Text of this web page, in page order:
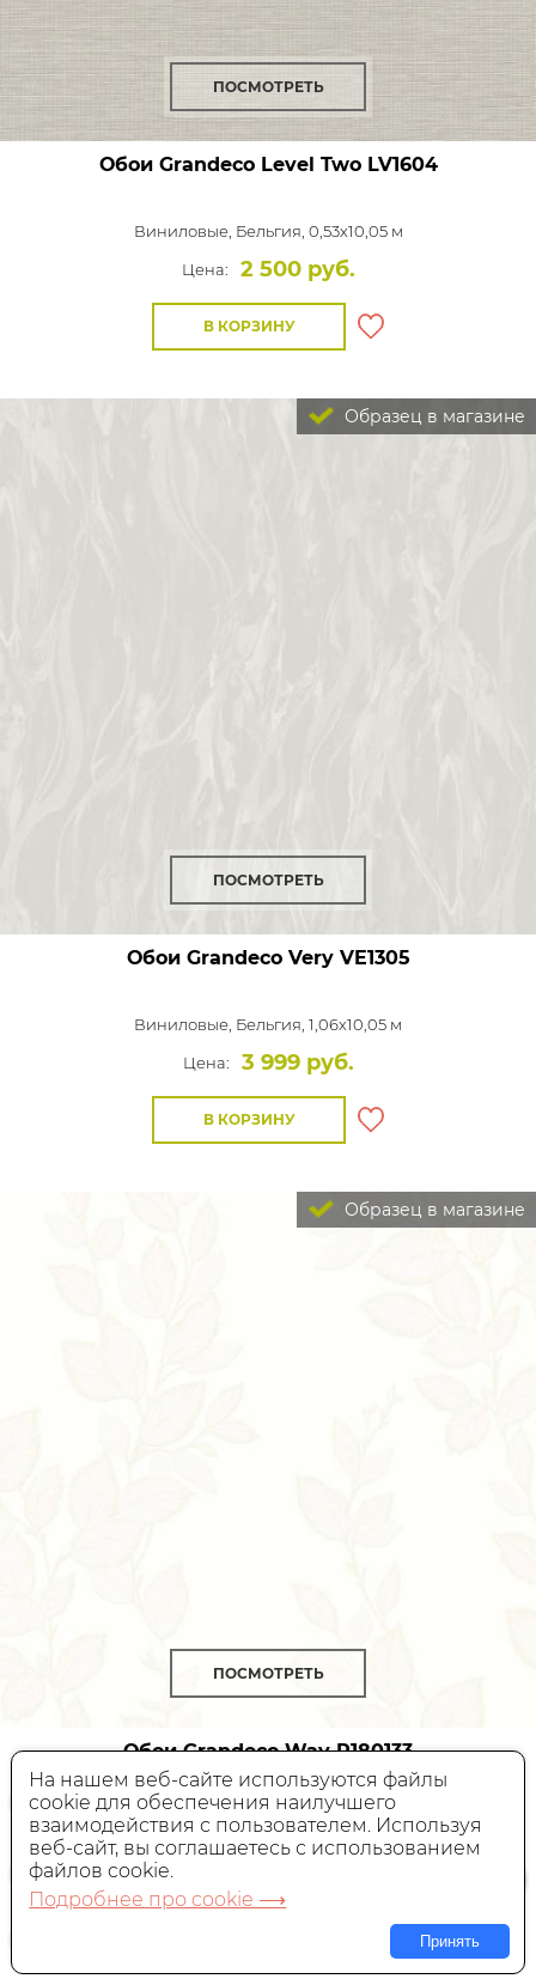
ПОСМОТРЕТЬ
Обои Grandeco Level TwoLV1604
Виниловые, Бельгия, 0,53x10,05 м
Цена:
2 500 руб.
В КОРЗИНУ
Образец в магазине
ПОСМОТРЕТЬ
Обои Grandeco VeryVE1305
Виниловые, Бельгия, 1,06x10,05 м
Цена:
3 999 руб.
В КОРЗИНУ
Образец в магазине
ПОСМОТРЕТЬ
Обои Grandeco WayR180133
Виниловые, Россия, 1,06x10,05 м
Цена:
2 756 руб.
В КОРЗИНУ
На нашем веб-сайте используются файлы
cookie для обеспечения наилучшего
взаимодействия с пользователем. Используя
веб-сайт, вы соглашаетесь с использованием
файлов cookie.
Подробнее про cookie ⟶
Принять